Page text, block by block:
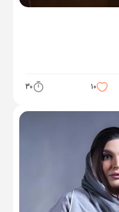
10
30